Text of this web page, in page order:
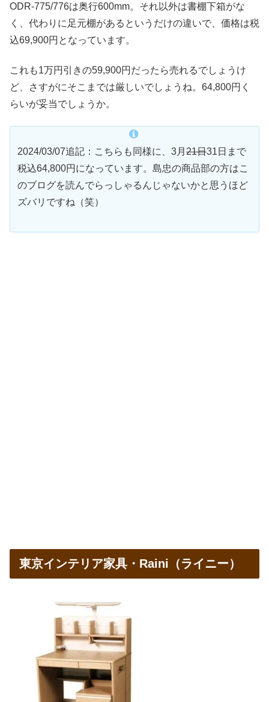
ODR-775/776は奥行600mm。それ以外は書棚下箱がな
く、代わりに足元棚があるというだけの違いで、価格は税
込69,900円となっています。
これも1万円引きの59,900円だったら売れるでしょうけ
ど、さすがにそこまでは厳しいでしょうね。64,800円く
らいが妥当でしょうか。
2024/03/07追記：こちらも同様に、3月 21日31日まで
税込64,800円になっています。島忠の商品部の方はこ
のブログを読んでらっしゃるんじゃないかと思うほど
ズバリですね（笑）
東京インテリア家具・Raini（ライニー）